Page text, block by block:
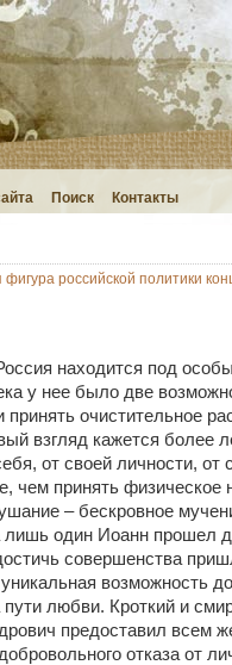
Поиск Контакты
российской политики
находится под
у нее было две
очистительное
взгляд кажется более
от своей личности, от
чем принять физическое
– бескровное
лишь один Иоанн прошел
совершенства
возможность
любви. Кроткий и
предоставил всем
отказа от